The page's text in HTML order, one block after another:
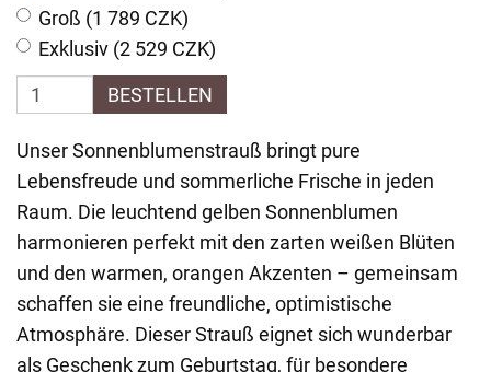
Groß (1 789 CZK)
Exklusiv (2 529 CZK)
BESTELLEN
Unser Sonnenblumenstrauß bringt pure
Lebensfreude und sommerliche Frische in jeden
Raum. Die leuchtend gelben Sonnenblumen
harmonieren perfekt mit den zarten weißen Blüten
und den warmen, orangen Akzenten – gemeinsam
schaffen sie eine freundliche, optimistische
Atmosphäre. Dieser Strauß eignet sich wunderbar
als Geschenk zum Geburtstag, für besondere